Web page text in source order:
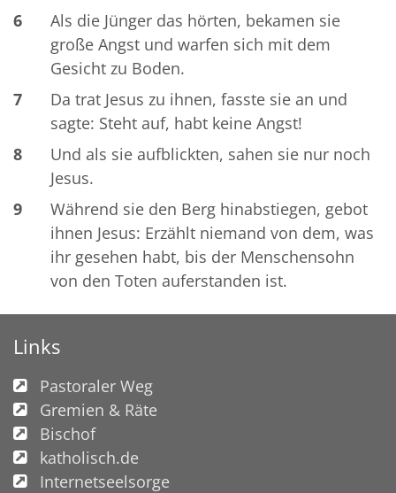
6
Als die Jünger das hörten, bekamen sie
große Angst und warfen sich mit dem
Gesicht zu Boden.
7
Da trat Jesus zu ihnen, fasste sie an und
sagte: Steht auf, habt keine Angst!
8
Und als sie aufblickten, sahen sie nur noch
Jesus.
9
Während sie den Berg hinabstiegen, gebot
ihnen Jesus: Erzählt niemand von dem, was
ihr gesehen habt, bis der Menschensohn
von den Toten auferstanden ist.
Links
Pastoraler Weg
Gremien & Räte
Bischof
katholisch.de
Internetseelsorge